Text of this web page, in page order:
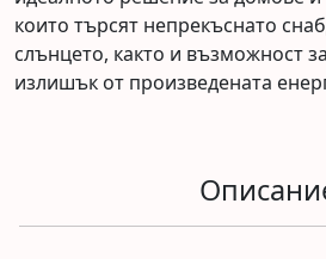
които търсят непрекъснато
слънцето, както и възможност
излишък от произведената